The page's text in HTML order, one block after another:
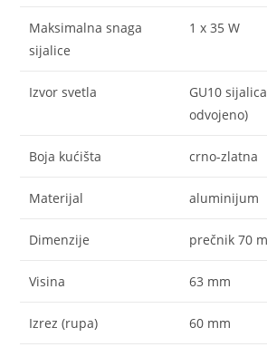
Maksimalna snaga
sijalice
1 x 35 W
Izvor svetla
GU10
odvojeno)
Boja kućišta crno-zlatna
Materijal aluminijum
Dimenzije prečnik 70
Visina 63 mm
Izrez (rupa) 60 mm